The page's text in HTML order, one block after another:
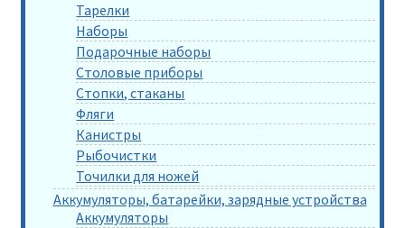
Тарелки
Наборы
Подарочные наборы
Столовые приборы
Стопки, стаканы
Фляги
Канистры
Рыбочистки
Точилки для ножей
Аккумуляторы, батарейки, зарядные устройства
Аккумуляторы